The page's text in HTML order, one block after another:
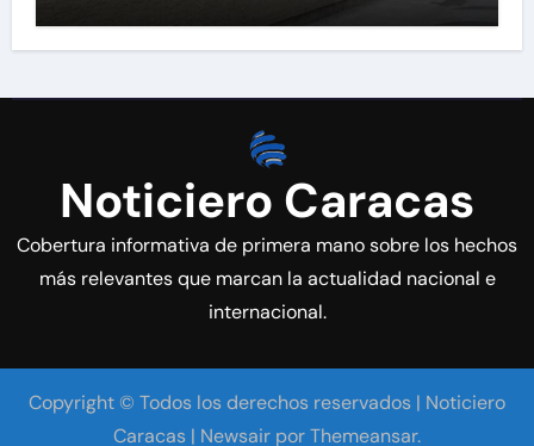
Noticiero Caracas
Cobertura informativa de primera mano sobre los hechos
más relevantes que marcan la actualidad nacional e
internacional.
Copyright © Todos los derechos reservados | Noticiero
Caracas | Newsair porThemeansar.